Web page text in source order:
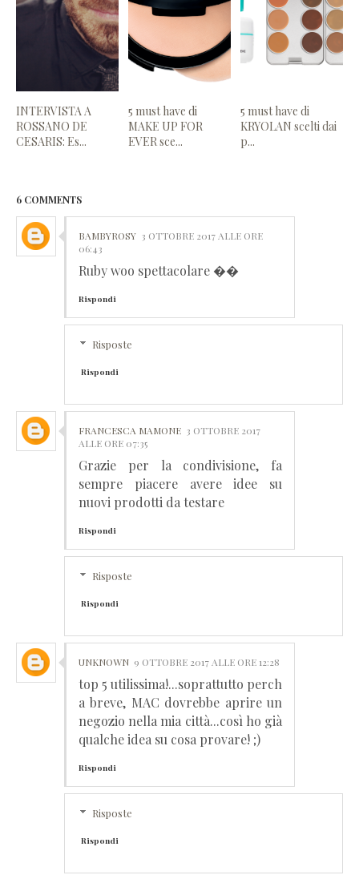
INTERVISTA A
ROSSANO DE
CESARIS: Es...
5 must have di
MAKE UP FOR
EVER sce...
5 must have di
KRYOLAN scelti dai
p...
6 COMMENTS
BAMBYROSY 3 OTTOBRE 2017 ALLE ORE
06:43
Ruby woo spettacolare ��
Rispondi
Risposte
Rispondi
FRANCESCA MAMONE 3 OTTOBRE 2017
ALLE ORE 07:35
Grazie per la condivisione, fa
sempre piacere avere idee su
nuovi prodotti da testare
Rispondi
Risposte
Rispondi
UNKNOWN 9 OTTOBRE 2017 ALLE ORE 12:28
top 5 utilissima!...soprattutto perch
a breve, MAC dovrebbe aprire un
negozio nella mia città...così ho già
qualche idea su cosa provare! ;)
Rispondi
Risposte
Rispondi